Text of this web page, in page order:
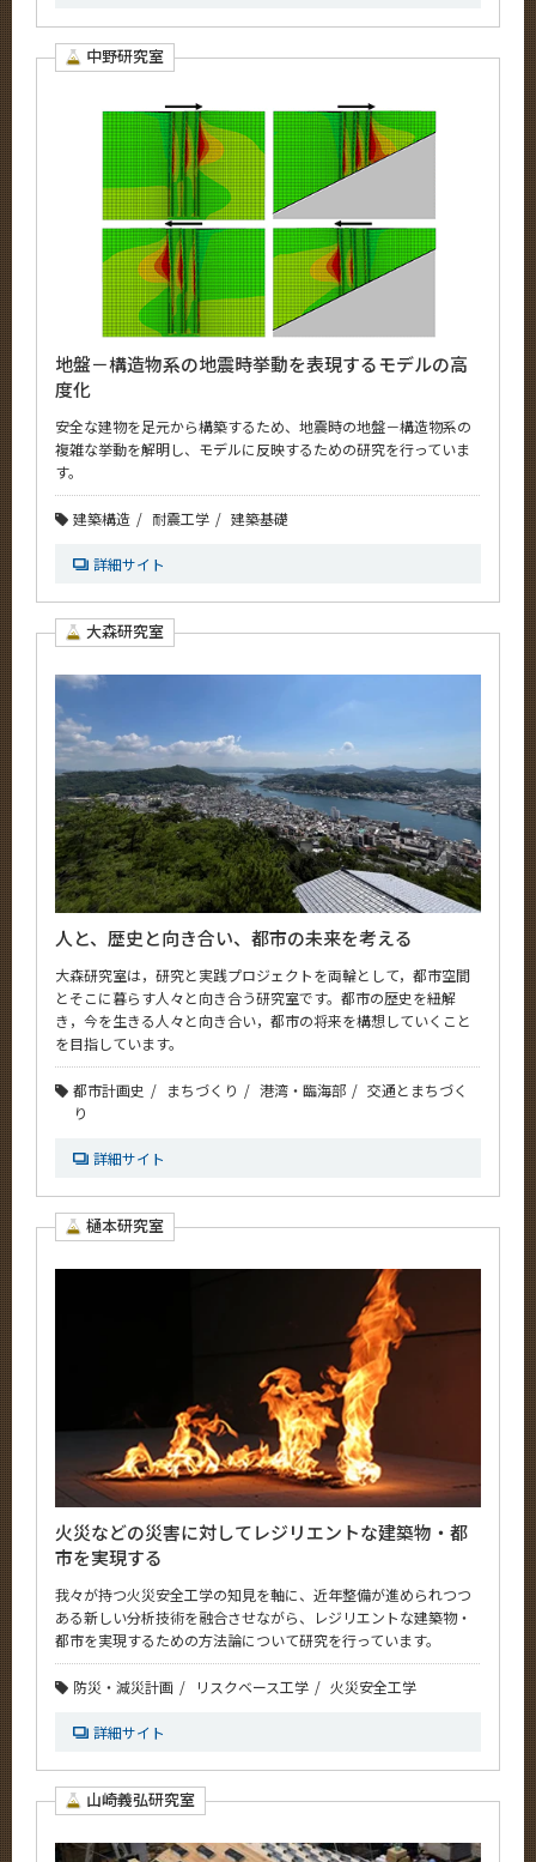
中野研究室
地盤－構造物系の地震時挙動を表現するモデルの高
度化
安全な建物を足元から構築するため、地震時の地盤－構造物系の
複雑な挙動を解明し、モデルに反映するための研究を行っていま
す。
建築構造 耐震工学 建築基礎
詳細サイト
大森研究室
人と、歴史と向き合い、都市の未来を考える
大森研究室は，研究と実践プロジェクトを両輪として，都市空間
とそこに暮らす人々と向き合う研究室です。都市の歴史を紐解
き，今を生きる人々と向き合い，都市の将来を構想していくこと
を目指しています。
都市計画史 まちづくり 港湾・臨海部
交通とまちづく
り
詳細サイト
樋本研究室
火災などの災害に対してレジリエントな建築物・都
市を実現する
我々が持つ火災安全工学の知見を軸に、近年整備が進められつつ
ある新しい分析技術を融合させながら、レジリエントな建築物・
都市を実現するための方法論について研究を行っています。
防災・減災計画 リスクベース工学 火災安全工学
詳細サイト
山崎義弘研究室